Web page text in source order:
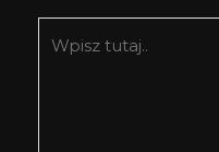
tutaj..